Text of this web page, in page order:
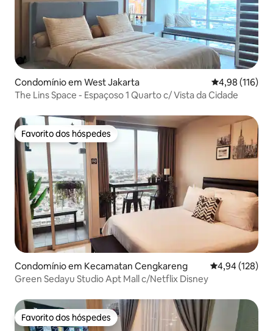
Condomínio em West Jakarta Classificação
4,98 (116)
The Lins Space - Espaçoso 1 Quarto c/ Vista da Cidade
Favorito dos hóspedes
Favorito dos hóspedes
Condomínio em Kecamatan Cengkareng Classificação
4,94 (128)
Green Sedayu Studio Apt Mall c/Netflix Disney
Favorito dos hóspedes
Favorito dos hóspedes